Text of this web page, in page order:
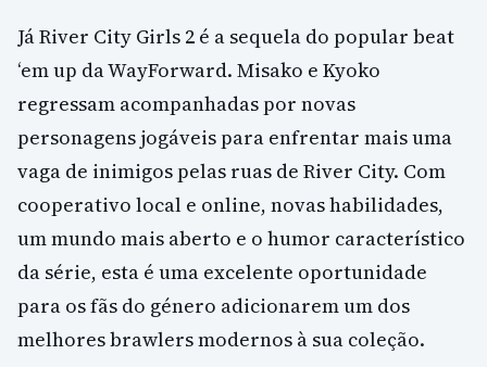
Já River City Girls 2 é a sequela do popular beat
‘em up da WayForward. Misako e Kyoko
regressam acompanhadas por novas
personagens jogáveis para enfrentar mais uma
vaga de inimigos pelas ruas de River City. Com
cooperativo local e online, novas habilidades,
um mundo mais aberto e o humor característico
da série, esta é uma excelente oportunidade
para os fãs do género adicionarem um dos
melhores brawlers modernos à sua coleção.